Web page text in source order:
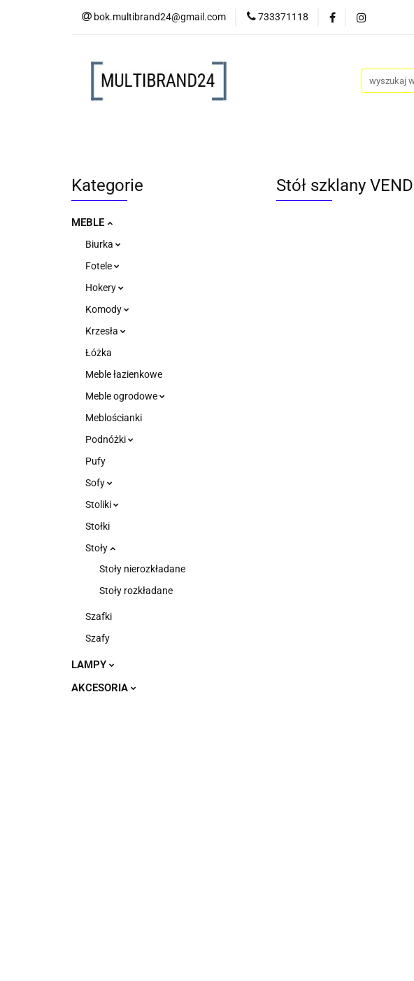
bok.multibrand24@gmail.com 733371118
MEBLE LAMPY AKCESORIA
Kategorie
MEBLE
Biurka
Fotele
Hokery
Komody
Krzesła
Łóżka
Meble łazienkowe
Meble ogrodowe
Meblościanki
Podnóżki
Pufy
Sofy
Stoliki
Stołki
Stoły
Stoły nierozkładane
Stoły rozkładane
Szafki
Szafy
LAMPY
AKCESORIA
Stół szklany